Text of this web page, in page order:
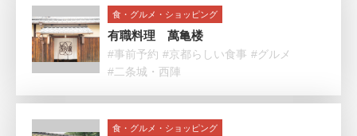
食・グルメ・ショッピング
有職料理 萬亀楼
#事前予約 #京都らしい食事 #グルメ
#二条城・西陣
食・グルメ・ショッピング